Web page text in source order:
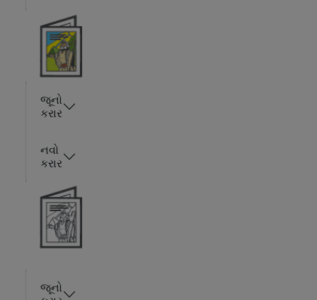
જૂનો
કરાર
નવો
કરાર
જૂનો